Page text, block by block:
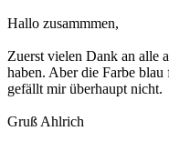
Hallo zusammmen,
Zuerst vielen Dank an alle
haben. Aber die Farbe
gefällt mir überhaupt nicht.
Gruß Ahlrich